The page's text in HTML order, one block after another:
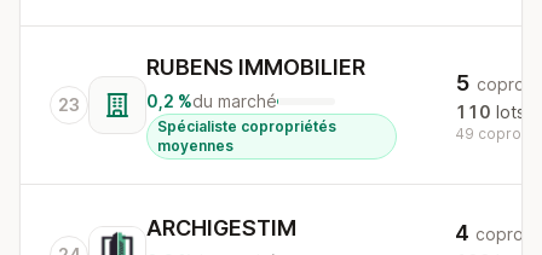
23
RUBENS IMMOBILIER
0,2 %du marché
Spécialiste copropriétés
moyennes
5 copros
110 lots
49 copros
ARCHIGESTIM 4 copros